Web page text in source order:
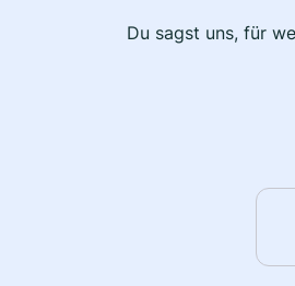
Du sagst uns, für